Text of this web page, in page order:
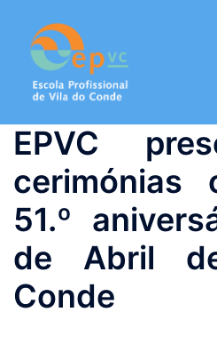
conteúdo
EPVC
cerimónias
51.º
de Abril
Conde